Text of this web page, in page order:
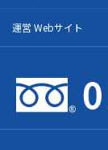
運営 Webサイト